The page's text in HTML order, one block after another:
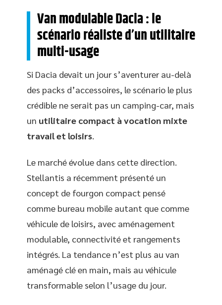
Van modulable Dacia : le
scénario réaliste d’un utilitaire
multi-usage
Si Dacia devait un jour s’aventurer au-delà
des packs d’accessoires, le scénario le plus
crédible ne serait pas un camping-car, mais
un utilitaire compact à vocation mixte
travail et loisirs.
Le marché évolue dans cette direction.
Stellantis a récemment présenté un
concept de fourgon compact pensé
comme bureau mobile autant que comme
véhicule de loisirs, avec aménagement
modulable, connectivité et rangements
intégrés. La tendance n’est plus au van
aménagé clé en main, mais au véhicule
transformable selon l’usage du jour.